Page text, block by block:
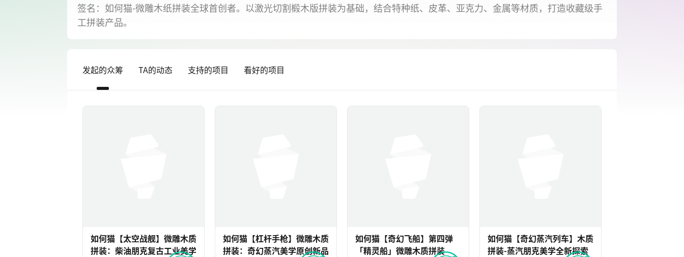
签名：如何猫-微雕木纸拼装全球首创者。以激光切割椴木版拼装为基础，结合特种纸、皮革、亚克力、金属等材质，打造收藏级手
工拼装产品。
发起的众筹 TA的动态 支持的项目 看好的项目
如何猫【太空战舰】微雕木质
拼装：柴油朋克复古工业美学
如何猫【杠杆手枪】微雕木质
拼装：奇幻蒸汽美学原创新品
如何猫【奇幻飞船】第四弹
「精灵船」微雕木质拼装
如何猫【奇幻蒸汽列车】木质
拼装-蒸汽朋克美学全新探索